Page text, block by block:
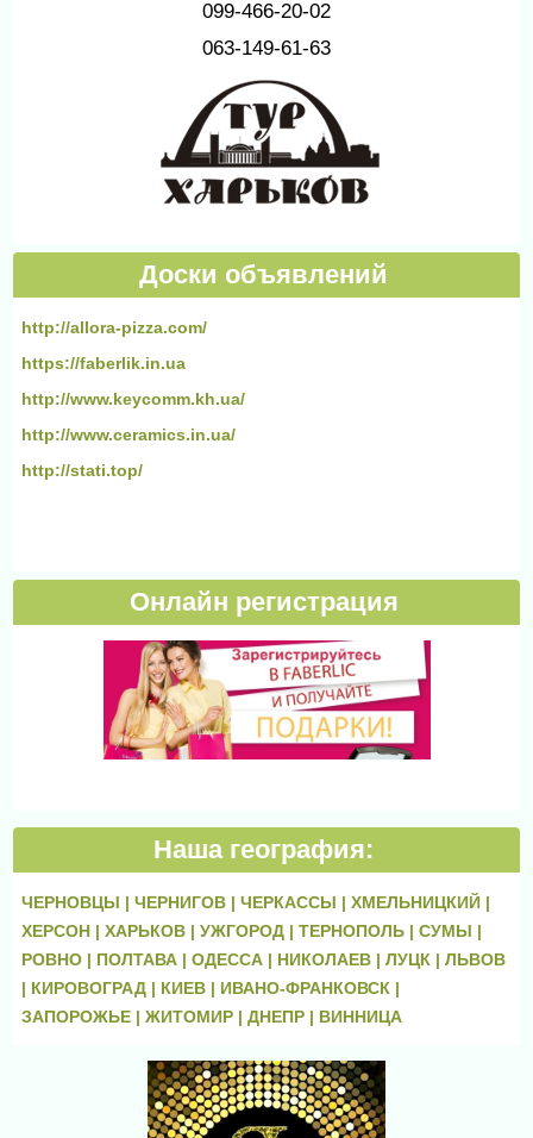
099-466-20-02
063-149-61-63
Доски объявлений
http://allora-pizza.com/
https://faberlik.in.ua
http://www.keycomm.kh.ua/
http://www.ceramics.in.ua/
http://stati.top/
Онлайн регистрация
Наша география:
ЧЕРНОВЦЫ |ЧЕРНИГОВ |ЧЕРКАССЫ |ХМЕЛЬНИЦКИЙ |
ХЕРСОН |ХАРЬКОВ |УЖГОРОД |ТЕРНОПОЛЬ |СУМЫ |
РОВНО | ПОЛТАВА |ОДЕССА | НИКОЛАЕВ |ЛУЦК |ЛЬВОВ
| КИРОВОГРАД | КИЕВ | ИВАНО-ФРАНКОВСК |
ЗАПОРОЖЬЕ |ЖИТОМИР |ДНЕПР | ВИННИЦА